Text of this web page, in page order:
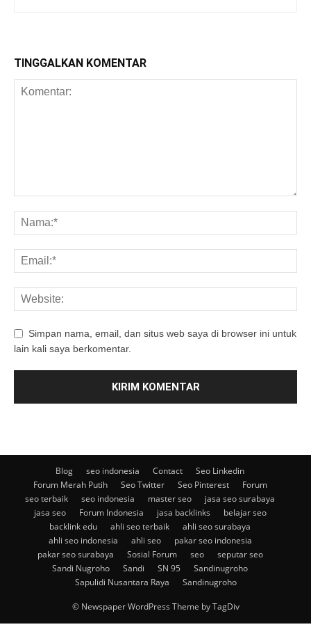
TINGGALKAN KOMENTAR
Simpan nama, email, dan situs web saya di browser ini untuk
lain kali saya berkomentar.
Blog seo indonesia Contact
Seo Linkedin
Forum Merah Putih
Seo Twitter Seo Pinterest
Forum
seo terbaik
seo indonesia master seo
jasa seo surabaya
jasa seo
Forum Indonesia jasa backlinks
belajar seo
backlink edu
ahli seo terbaik
ahli seo surabaya
ahli seo indonesia
ahli seo
pakar seo indonesia
pakar seo surabaya
Sosial Forum seo
seputar seo
Sandi Nugroho
Sandi SN 95
Sandinugroho
Sapulidi Nusantara Raya
Sandinugroho
© Newspaper WordPress Theme by TagDiv